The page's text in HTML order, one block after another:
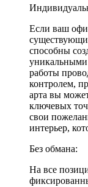
Если ваш
способны
уникальными
работы
контролем,
арта вы
ключевых
свои
интерьер,
Без обмана:
На все